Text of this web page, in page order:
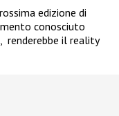
edizione di
conosciuto
renderebbe il reality